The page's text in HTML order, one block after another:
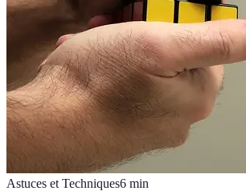
Astuces et Techniques6 min